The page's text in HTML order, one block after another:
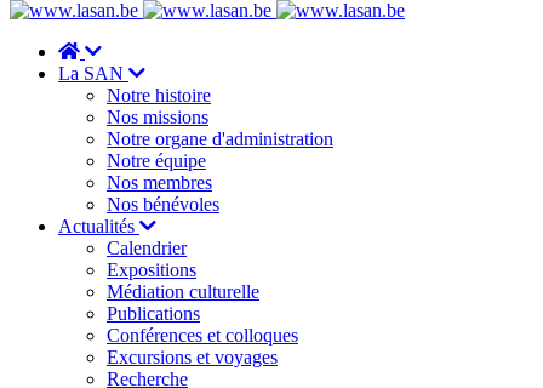
La SAN
Notre histoire
Nos missions
Notre organe d'administration
Notre équipe
Nos membres
Nos bénévoles
Actualités
Calendrier
Expositions
Médiation culturelle
Publications
Conférences et colloques
Excursions et voyages
Recherche